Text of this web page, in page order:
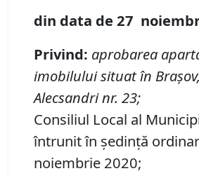
din data de 27
Privind: aprobarea
imobilului situat în
Alecsandri nr. 23;
Consiliul Local al
întrunit în ședință
noiembrie 2020;